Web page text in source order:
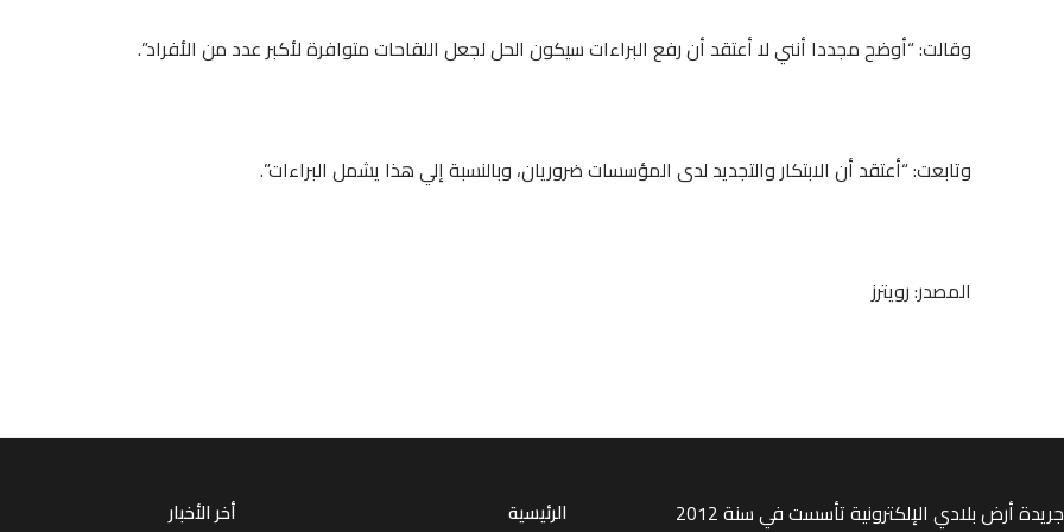
وقالت: “أوضح مجددا أنني لا أعتقد أن رفع البراءات سيكون الحل لجعل اللقاحات متوافرة لأكبر عدد من الأفراد”.
وتابعت: “أعتقد أن الابتكار والتجديد لدى المؤسسات ضروريان، وبالنسبة إلي هذا يشمل البراءات”.
المصدر: رويترز
جريدة أرض بلادي الإلكترونية تأسست في سنة 2012
الرئيسية أخر الأخبار